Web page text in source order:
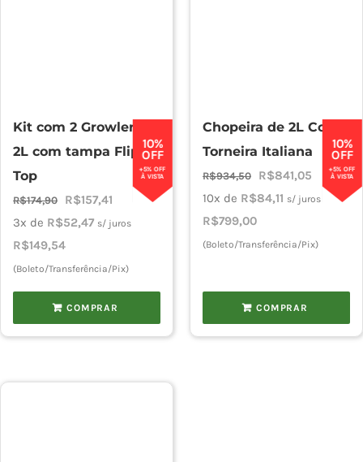
10%
OFF
+5% OFF
À VISTA
Kit com 2 Growler de
2L com tampa Flip
Top
R$174,90
O
preço
original
era:
R$174,90.
R$157,41
preço
é:
R$157,41.
3x de R$52,47 s/ juros
R$149,54
(Boleto/Transferência/Pix)
COMPRAR
10%
OFF
+5% OFF
À VISTA
Chopeira de 2L Com
Torneira Italiana
R$934,50
O
preço
era:
R$841,05
preço
é:
10x de R$84,11 s/ juros
R$799,00
(Boleto/Transferência/Pix)
COMPRAR